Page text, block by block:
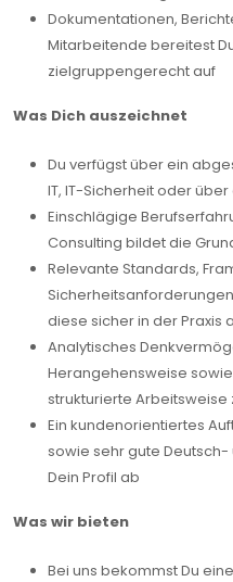
Dokumentationen,
Mitarbeitende bereitest
zielgruppengerecht auf
Was Dich auszeichnet
Du verfügst über ein
IT, IT-Sicherheit oder
Einschlägige
Consulting bildet die
Relevante Standards,
diese sicher in der Praxis
Analytisches
Herangehensweise
strukturierte Arbeitsweise
Ein kundenorientiertes
sowie sehr gute Deutsch-
Dein Profil ab
Was wir bieten
Bei uns bekommst Du